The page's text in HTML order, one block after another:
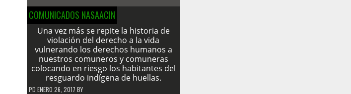
COMUNICADOS NASAACIN
Una vez más se repite la historia de
violación del derecho a la vida
vulnerando los derechos humanos a
nuestros comuneros y comuneras
colocando en riesgo los habitantes del
resguardo indígena de huellas.
PD ENERO 26, 2017 BY